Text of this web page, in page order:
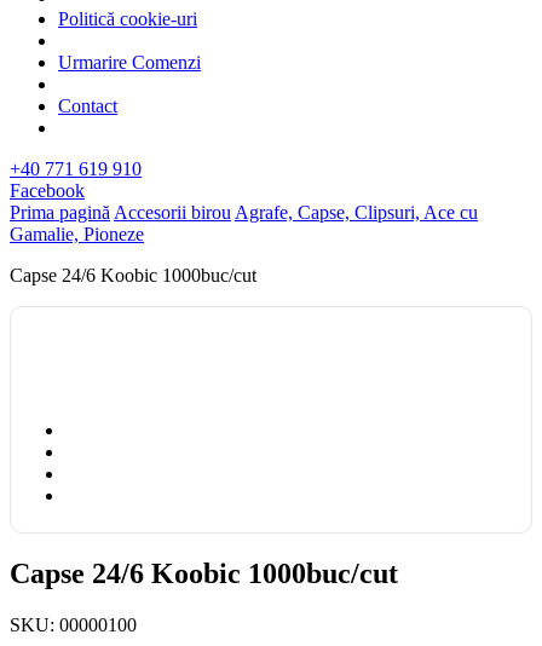
Politică cookie-uri
Urmarire Comenzi
Contact
+40 771 619 910
Facebook
Prima pagină Accesorii birou Agrafe, Capse, Clipsuri, Ace cu
Gamalie, Pioneze
Capse 24/6 Koobic 1000buc/cut
Capse 24/6 Koobic 1000buc/cut
SKU: 00000100